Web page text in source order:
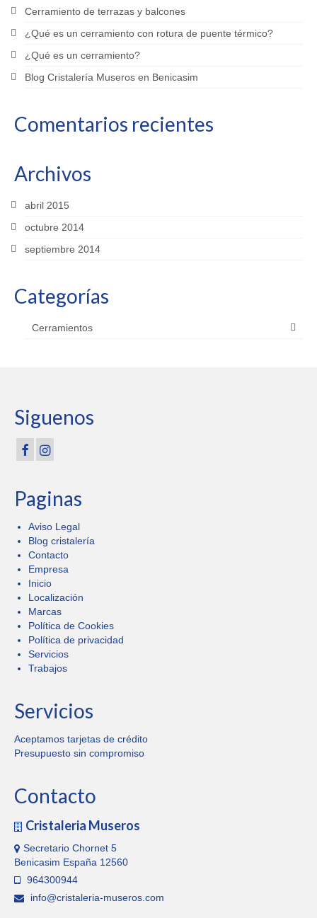
Cerramiento de terrazas y balcones
¿Qué es un cerramiento con rotura de puente térmico?
¿Qué es un cerramiento?
Blog Cristalería Museros en Benicasim
Comentarios recientes
Archivos
abril 2015
octubre 2014
septiembre 2014
Categorías
Cerramientos
Siguenos
Paginas
Aviso Legal
Blog cristalería
Contacto
Empresa
Inicio
Localización
Marcas
Política de Cookies
Política de privacidad
Servicios
Trabajos
Servicios
Aceptamos tarjetas de crédito
Presupuesto sin compromiso
Contacto
Cristaleria Museros
Secretario Chornet 5
Benicasim España 12560
964300944
info@cristaleria-museros.com